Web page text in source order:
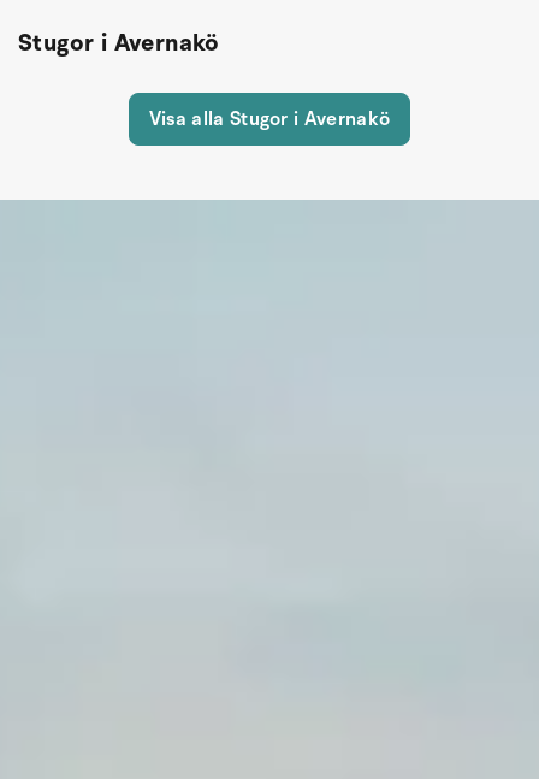
Stugor i Avernakö
Visa alla Stugor i Avernakö